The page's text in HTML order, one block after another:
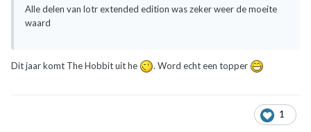
Alle delen van lotr extended edition was zeker weer de moeite
waard
Dit jaar komt The Hobbit uit he . Word echt een topper
1